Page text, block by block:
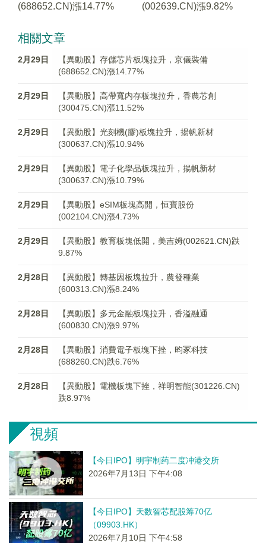
(688652.CN)漲14.77%
(002639.CN)漲9.82%
相關文章
2月29日
【異動股】存儲芯片板塊拉升，京儀裝備
(688652.CN)漲14.77%
2月29日
【異動股】高帶寬内存板塊拉升，香農芯創
(300475.CN)漲11.52%
2月29日
【異動股】光刻機(膠)板塊拉升，揚帆新材
(300637.CN)漲10.94%
2月29日
【異動股】電子化學品板塊拉升，揚帆新材
(300637.CN)漲10.79%
2月29日
【異動股】eSIM板塊高開，恒寶股份
(002104.CN)漲4.73%
2月29日
【異動股】教育板塊低開，美吉姆(002621.CN)跌
9.87%
2月28日
【異動股】轉基因板塊拉升，農發種業
(600313.CN)漲8.24%
2月28日
【異動股】多元金融板塊拉升，香溢融通
(600830.CN)漲9.97%
2月28日
【異動股】消費電子板塊下挫，昀冢科技
(688260.CN)跌6.76%
2月28日
【異動股】電機板塊下挫，祥明智能(301226.CN)
跌8.97%
視頻
【今日IPO】明宇制药二度冲港交所
2026年7月13日 下午4:08
【今日IPO】天数智芯配股筹70亿
（09903.HK）
2026年7月10日 下午4:58